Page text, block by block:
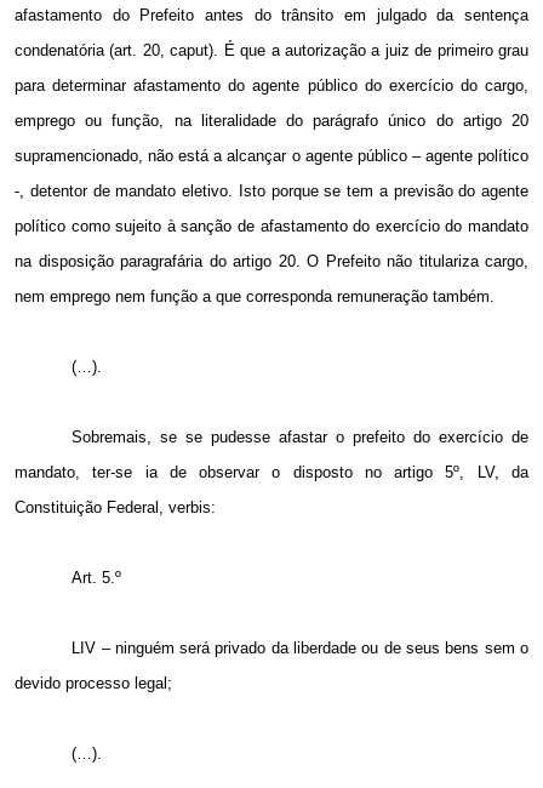
afastamento do Prefeito antes do trânsito em julgado da sentença
condenatória (art. 20, caput). É que a autorização a juiz de primeiro grau
para determinar afastamento do agente público do exercício do cargo,
emprego ou função, na literalidade do parágrafo único do artigo 20
supramencionado, não está a alcançar o agente público – agente político
-, detentor de mandato eletivo. Isto porque se tem a previsão do agente
político como sujeito à sanção de afastamento do exercício do mandato
na disposição paragrafária do artigo 20. O Prefeito não titulariza cargo,
nem emprego nem função a que corresponda remuneração também.
(…).
Sobremais, se se pudesse afastar o prefeito do exercício de
mandato, ter-se ia de observar o disposto no artigo 5º, LV, da
Constituição Federal, verbis:
Art. 5.º
LIV – ninguém será privado da liberdade ou de seus bens sem o
devido processo legal;
(…).